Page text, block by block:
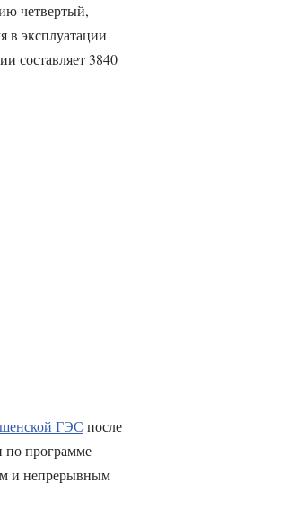
четвертый,
в эксплуатации
составляет 3840
ГЭС после
по программе
и непрерывным